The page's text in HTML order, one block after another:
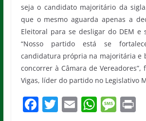
seja o candidato majoritário da
que o mesmo aguarda apenas a
Eleitoral para se desligar do DEM e
“Nosso partido está se
candidatura própria na majoritária e
concorrer à Câmara de Vereadores”,
Vigas, líder do partido no Legislativo
F T E W M Pr